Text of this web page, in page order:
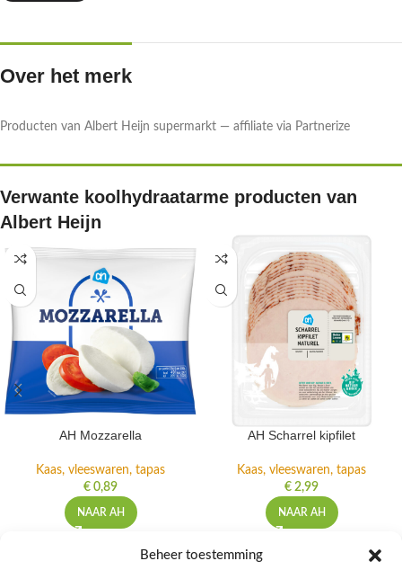
Beheer toestemming
Over het merk
Producten van Albert Heijn supermarkt — affiliate via Partnerize
Verwante koolhydraatarme producten van
Albert Heijn
AH Mozzarella
Kaas, vleeswaren, tapas
€ 0,89
NAAR AH
AH Scharrel kipfilet
Kaas, vleeswaren, tapas
€ 2,99
NAAR AH